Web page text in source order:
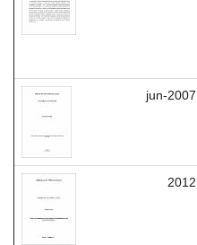
jun-2007
2012